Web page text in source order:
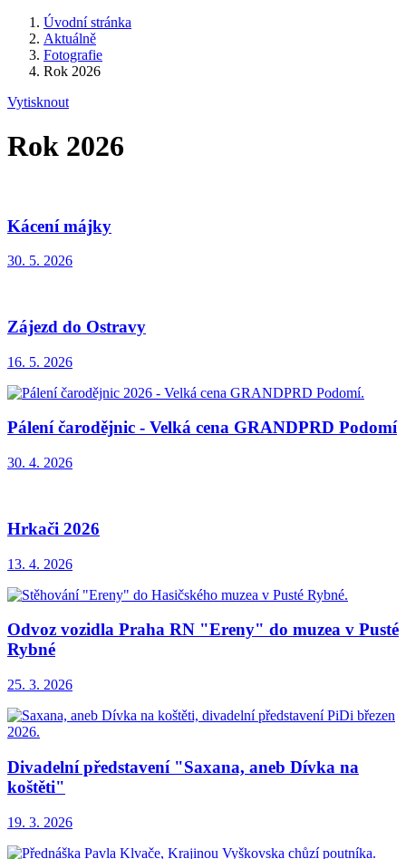
Úvodní stránka
Aktuálně
Fotografie
Rok 2026
Vytisknout
Rok 2026
Kácení májky
30. 5. 2026
Zájezd do Ostravy
16. 5. 2026
Pálení čarodějnic - Velká cena GRANDPRD Podomí
30. 4. 2026
Hrkači 2026
13. 4. 2026
Odvoz vozidla Praha RN "Ereny" do muzea v Pusté
Rybné
25. 3. 2026
Divadelní představení "Saxana, aneb Dívka na
koštěti"
19. 3. 2026